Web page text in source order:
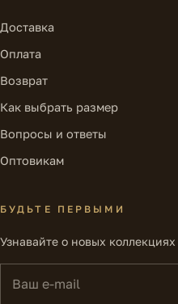
Доставка
Оплата
Возврат
Как выбрать размер
Вопросы и ответы
Оптовикам
БУДЬТЕ ПЕРВЫМИ
Узнавайте о новых